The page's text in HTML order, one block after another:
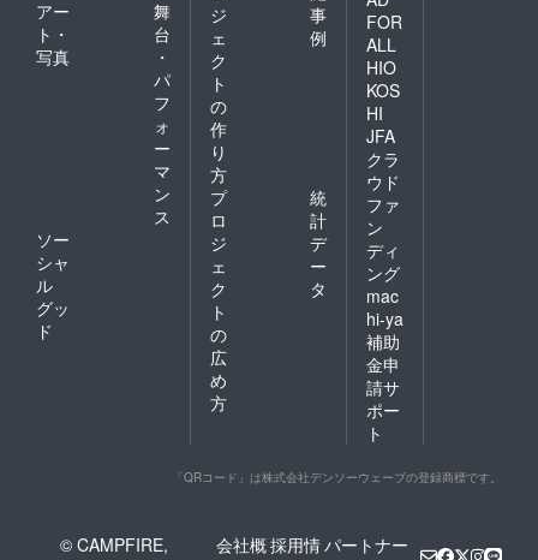
アー
ト・
写真
舞
台
・
パ
フ
ォ
ー
マ
ン
ス
ソー
シャ
ル
グッ
ド
ジ
ェ
ク
ト
の
作
り
方
事
例
プ
ロ
ジ
ェ
ク
ト
の
広
め
方
統
計
デ
ー
タ
FOR
ALL
HIO
KOS
HI
JFA
クラ
ウド
ファ
ン
ディ
ング
mac
hi-ya
補助
金申
請サ
ポー
ト
「QRコード」は株式会社デンソーウェーブの登録商標です。
© CAMPFIRE,
会社概採用情パートナー